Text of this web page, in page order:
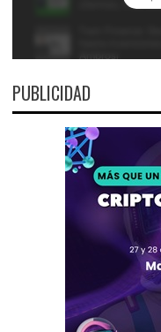
PUBLICIDAD